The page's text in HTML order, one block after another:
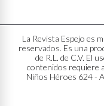
La Revista Espejo es
reservados. Es una
de R.L. de C.V. El
contenidos requiere
Niños Héroes 624 -